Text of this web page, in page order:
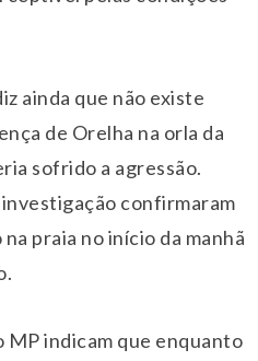
ainda que não existe
de Orelha na orla da
sofrido a agressão.
confirmaram
praia no início da manhã
MP indicam que enquanto